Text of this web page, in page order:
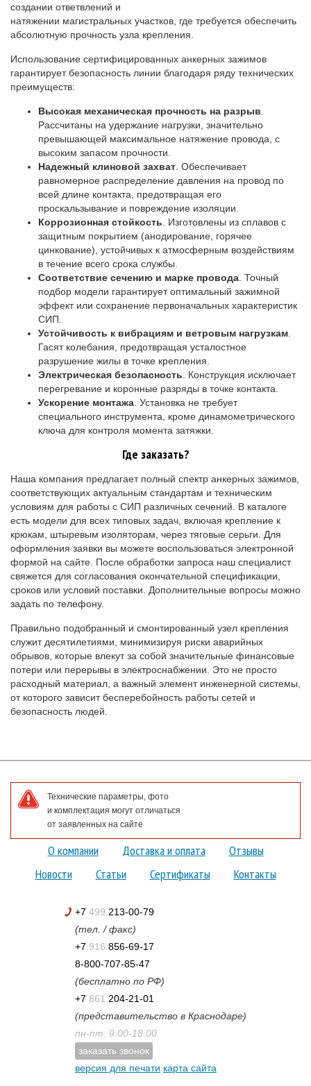
создании ответвлений и
натяжении магистральных участков, где требуется обеспечить
абсолютную прочность узла крепления.
Использование сертифицированных анкерных зажимов
гарантирует безопасность линии благодаря ряду технических
преимуществ:
Высокая механическая прочность на разрыв
Рассчитаны на удержание нагрузки, значительно
превышающей максимальное натяжение провода, с
высоким запасом прочности.
Надежный клиновой захват . Обеспечивает
равномерное распределение давления на провод по
всей длине контакта, предотвращая его
проскальзывание и повреждение изоляции.
Коррозионная стойкость . Изготовлены из сплавов с
защитным покрытием (анодирование, горячее
цинкование), устойчивых к атмосферным воздействиям
в течение всего срока службы.
Соответствие сечению и марке провода . Точный
подбор модели гарантирует оптимальный зажимной
эффект или сохранение первоначальных характеристик
СИП.
Устойчивость к вибрациям и ветровым нагрузкам
Гасят колебания, предотвращая усталостное
разрушение жилы в точке крепления.
Электрическая безопасность . Конструкция исключает
перегревание и коронные разряды в точке контакта.
Ускорение монтажа . Установка не требует
специального инструмента, кроме динамометрического
ключа для контроля момента затяжки.
Где заказать?
Наша компания предлагает полный спектр анкерных зажимов,
соответствующих актуальным стандартам и техническим
условиям для работы с СИП различных сечений. В каталоге
есть модели для всех типовых задач, включая крепление к
крюкам, штыревым изоляторам, через тяговые серьги. Для
оформления заявки вы можете воспользоваться электронной
формой на сайте. После обработки запроса наш специалист
свяжется для согласования окончательной спецификации,
сроков или условий поставки. Дополнительные вопросы можно
задать по телефону.
Правильно подобранный и смонтированный узел крепления
служит десятилетиями, минимизируя риски аварийных
обрывов, которые влекут за собой значительные финансовые
потери или перерывы в электроснабжении. Это не просто
расходный материал, а важный элемент инженерной системы,
от которого зависит бесперебойность работы сетей и
безопасность людей.
Технические параметры, фото
и комплектация могут отличаться
от заявленных на сайте
О компании Доставка и оплата
Отзывы
Новости
Статьи Сертификаты Контакты
+7 499 213-00-79
(тел. / факс)
+7 916 856-69-17
8-800-707-85-47
(бесплатно по РФ)
+7 861 204-21-01
(представительство в Краснодаре)
пн-пт. 9:00-18:00
заказать звонок
версия для печати карта сайта